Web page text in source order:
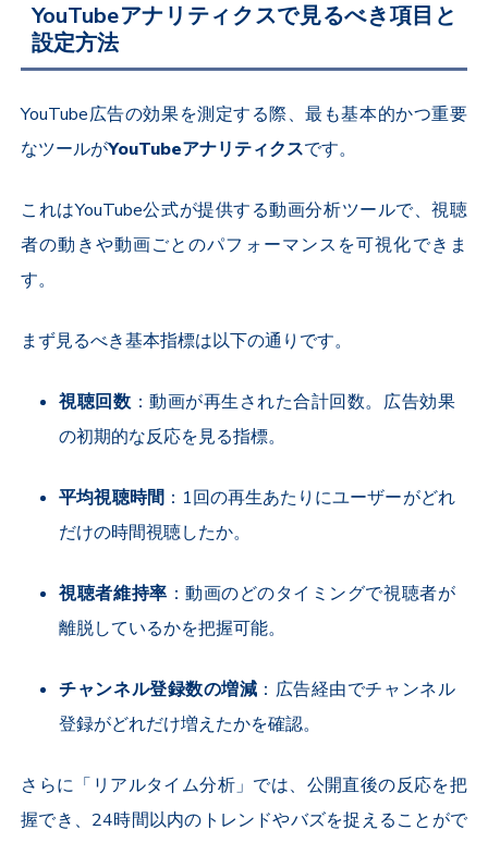
YouTubeアナリティクスで見るべき項目と
設定方法
YouTube広告の効果を測定する際、最も基本的かつ重要
なツールがYouTubeアナリティクスです。
これはYouTube公式が提供する動画分析ツールで、視聴
者の動きや動画ごとのパフォーマンスを可視化できま
す。
まず見るべき基本指標は以下の通りです。
視聴回数：動画が再生された合計回数。広告効果
の初期的な反応を見る指標。
平均視聴時間 ： 1回の再生あたりにユーザーがどれ
だけの時間視聴したか。
視聴者維持率 ：動画のどのタイミングで視聴者が
離脱しているかを把握可能。
チャンネル登録数の増減 ：広告経由でチャンネル
登録がどれだけ増えたかを確認。
さらに「リアルタイム分析」では、公開直後の反応を把
握でき、 24時間以内のトレンドやバズを捉えることがで